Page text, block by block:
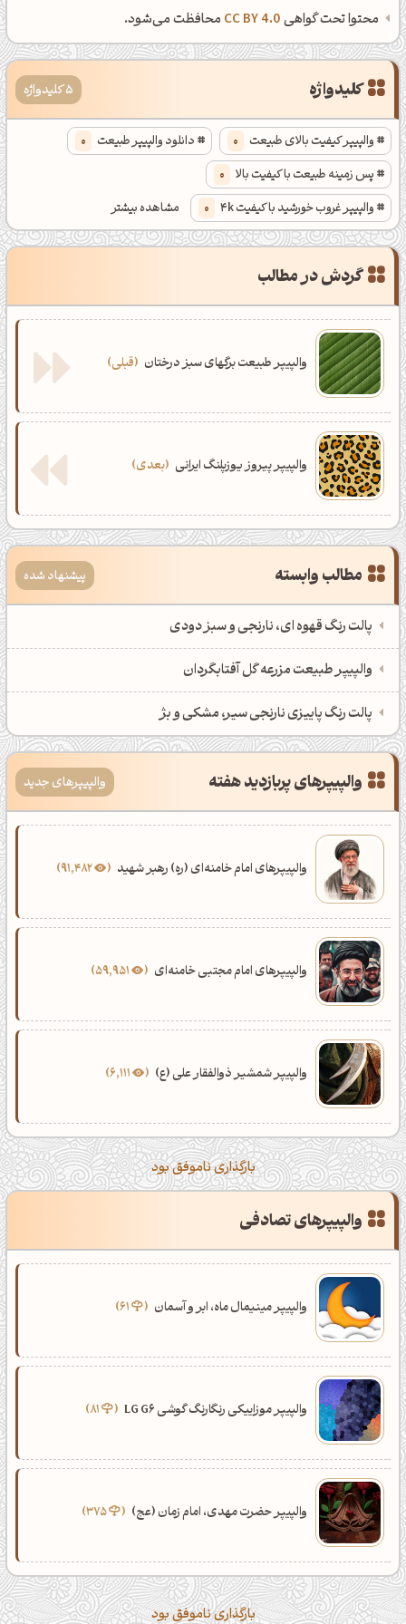
محتوا تحت گواهیCC BY 4.0 محافظت می‌شود.
کلیدواژه 5 کلیدواژه
والپیپر کیفیت بالای طبیعت 0 دانلود والپیپر طبیعت 0
پس زمینه طبیعت با کیفیت بالا 0
والپیپر غروب خورشید با کیفیت 4k
0
مشاهده بیشتر
والپیپر پاییزی با کیفیت بالا 0
گردش در مطالب
والپیپر طبیعت برگهای سبز درختان قبلی
والپیپر پیروز یوزپلنگ ایرانی بعدی
مطالب وابسته پیشنهاد شده
پالت رنگ قهوه ای، نارنجی و سبز دودی
والپیپر طبیعت مزرعه گل آفتابگردان
پالت رنگ پاییزی نارنجی سیر، مشکی و بژ
والپیپرهای پربازدید هفته والپیپرهای جدید
والپیپرهای امام خامنه‌ای (ره) رهبر شهید 91,482
والپیپرهای امام مجتبی خامنه‌ای
والپیپر شمشیر ذوالفقار علی (ع)
بارگذاری ناموفق بود
والپیپرهای تصادفی
والپیپر مینیمال ماه، ابر و آسمان
والپیپر موزاییکی رنگارنگ گوشی LG G6
والپیپر حضرت مهدی، امام زمان (عج) 375
بارگذاری ناموفق بود
صبحت بخیر❤️
کپل‌آرت رو دنبال کن!
کانال ایــتا
کانال بلـــه